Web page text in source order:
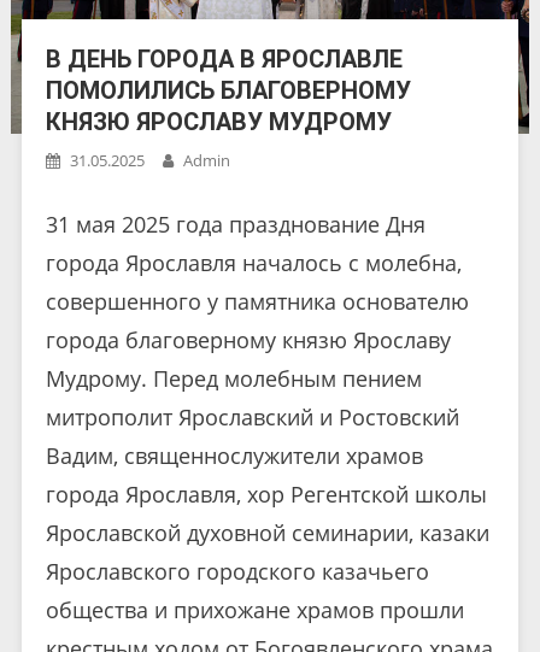
В ДЕНЬ ГОРОДА В ЯРОСЛАВЛЕ
ПОМОЛИЛИСЬ БЛАГОВЕРНОМУ
КНЯЗЮ ЯРОСЛАВУ МУДРОМУ
31.05.2025 Admin
31 мая 2025 года празднование Дня
города Ярославля началось с молебна,
совершенного у памятника основателю
города благоверному князю Ярославу
Мудрому. Перед молебным пением
митрополит Ярославский и Ростовский
Вадим, священнослужители храмов
города Ярославля, хор Регентской школы
Ярославской духовной семинарии, казаки
Ярославского городского казачьего
общества и прихожане храмов прошли